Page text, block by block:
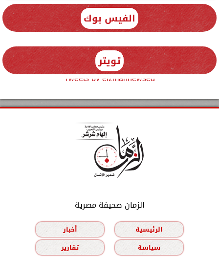
الفيس بوك
تويتر
Tweets by elzmannewseg
الزمان صحيفة مصرية
الرئيسية
أخبار
سياسة
تقارير